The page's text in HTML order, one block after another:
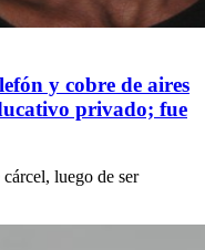
y cobre de aires
privado; fue
luego de ser